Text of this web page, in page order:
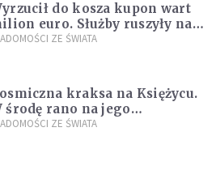
do kosza kupon wart
euro. Służby ruszyły na
ZE ŚWIATA
kraksa na Księżycu.
środę rano na jego
dojdzie do
ZE ŚWIATA